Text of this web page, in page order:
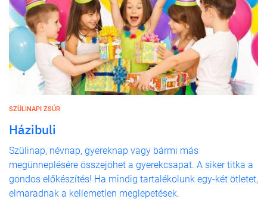
SZÜLINAPI ZSÚR
Házibuli
Szülinap, névnap, gyereknap vagy bármi más
megünneplésére összejöhet a gyerekcsapat. A siker titka a
gondos előkészítés! Ha mindig tartalékolunk egy-két ötletet,
elmaradnak a kellemetlen meglepetések.